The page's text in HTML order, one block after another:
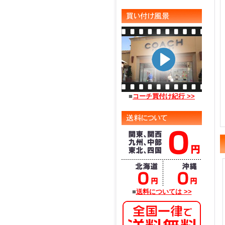
■ コーチ買付け紀行 >>
■送料については >>